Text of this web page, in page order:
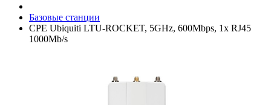
Базовые станции
CPE Ubiquiti LTU-ROCKET, 5GHz, 600Mbps, 1x RJ45
1000Mb/s